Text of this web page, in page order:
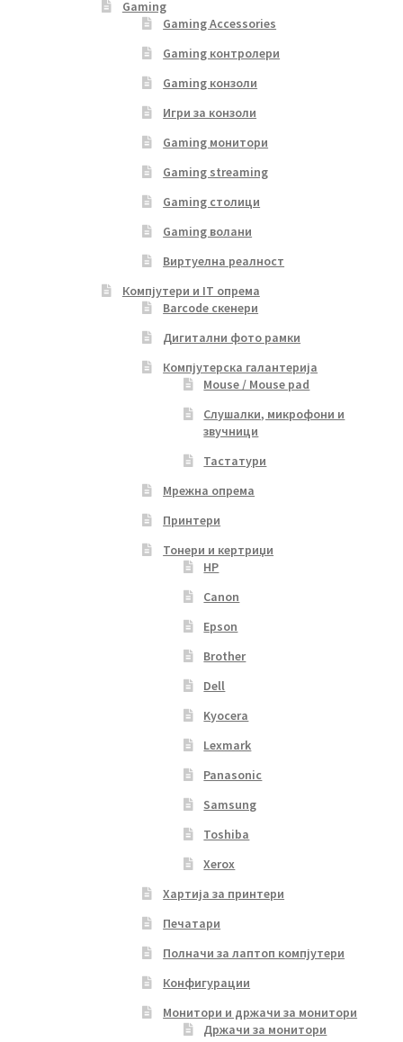
Gaming
Gaming Accessories
Gaming контролери
Gaming конзоли
Игри за конзоли
Gaming монитори
Gaming streaming
Gaming столици
Gaming волани
Виртуелна реалност
Компјутери и IT опрема
Barcode скенери
Дигитални фото рамки
Компјутерска галантерија
Mouse / Mouse pad
Слушалки, микрофони и
звучници
Тастатури
Мрежна опрема
Принтери
Тонери и кертриџи
HP
Canon
Epson
Brother
Dell
Kyocera
Lexmark
Panasonic
Samsung
Toshiba
Xerox
Хартија за принтери
Печатари
Полначи за лаптоп компјутери
Конфигурации
Монитори и држачи за монитори
Држачи за монитори